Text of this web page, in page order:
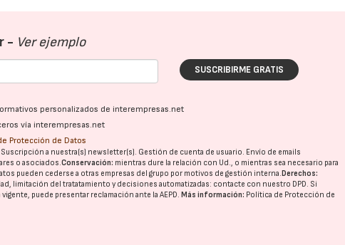
- Ver ejemplo
SUSCRIBIRME GRATIS
personalizados de interempresas.net
vía interempresas.net
Protección de Datos
Suscripción a nuestra(s) newsletter(s). Gestión de cuenta de usuario. Envío de emails
o asociados.Conservación: mientras dure la relación con Ud., o mientras sea necesario para
pueden cederse a otras empresas del grupo por motivos de gestión interna.Derechos:
limitación del tratatamiento y decisiones automatizadas: contacte con nuestro DPD. Si
puede presentar reclamación ante laAEPD.Más información: Política de Protección de